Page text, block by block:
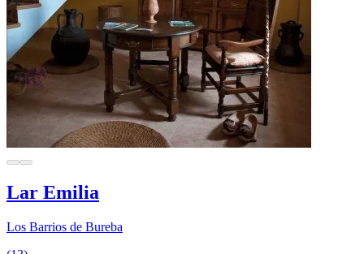
Lar Emilia
Los Barrios de Bureba